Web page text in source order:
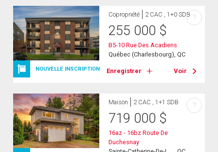
NOUVELLE INSCRIPTION
Copropriété 2 CAC , 1+0 SDB
255 000 $
B5-10 Rue Des Acadiens
Québec (Charlesbourg), QC
Enregistrer Voir
?
Maison 2 CAC , 1+1 SDB
719 000 $
16az - 16bz Route De
Duchesnay
?